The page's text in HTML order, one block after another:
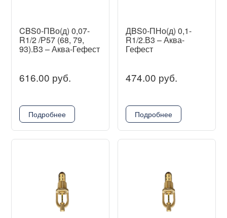
CBS0-ПВо(д) 0,07-
R1/2 /Р57 (68, 79,
93).В3 – Аква-Гефест
616.00 руб.
Подробнее
ДBS0-ПНо(д) 0,1-
R1/2.В3 – Аква-
Гефест
474.00 руб.
Подробнее